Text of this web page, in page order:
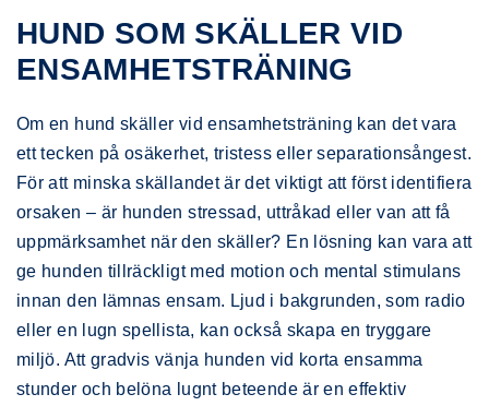
HUND SOM SKÄLLER VID
ENSAMHETSTRÄNING
Om en hund skäller vid ensamhetsträning kan det vara
ett tecken på osäkerhet, tristess eller separationsångest.
För att minska skällandet är det viktigt att först identifiera
orsaken – är hunden stressad, uttråkad eller van att få
uppmärksamhet när den skäller? En lösning kan vara att
ge hunden tillräckligt med motion och mental stimulans
innan den lämnas ensam. Ljud i bakgrunden, som radio
eller en lugn spellista, kan också skapa en tryggare
miljö. Att gradvis vänja hunden vid korta ensamma
stunder och belöna lugnt beteende är en effektiv